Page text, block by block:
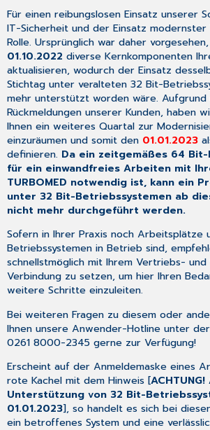
von
eHEIMI
2.5
Heilmittelverordnung
-
Blankoverordnung
2.6
Behandlungstag
bei
IVD-
Leistungen
2.7
ITVE
eArztbrief
[eAV_abt]
2.7.1
Aufruf
2.7.2
des
Empfängers
2.7.3
Erstellung
des
eArztbriefes
ITVE
2.8
Für einen reibungslosen Einsatz unserer
IT-Sicherheit und der Einsatz
Rolle. Ursprünglich war daher
01.10.2022 diverse Kernkomponenten
aktualisieren, wodurch der Einsatz
Stichtag unter veralteten 32 Bit-
mehr unterstützt worden wäre. Aufgrund
Rückmeldungen unserer Kunden, haben
Ihnen ein weiteres Quartal zur
einzuräumen und somit den 01.01.2023
definieren. Da ein zeitgemäßes 64
für ein einwandfreies Arbeiten mit
TURBOMED notwendig ist, kann ein
unter 32 Bit-Betriebssystemen ab
nicht mehr durchgeführt werden.
Sofern in Ihrer Praxis noch Arbeitsplätze
Betriebssystemen in Betrieb sind,
schnellstmöglich mit Ihrem Vertriebs-
Verbindung zu setzen, um hier Ihren
weitere Schritte einzuleiten.
Bei weiteren Fragen zu diesem oder
Ihnen unsere Anwender-Hotline unter
0261 8000-2345 gerne zur Verfügung!
Erscheint auf der Anmeldemaske eines
rote Kachel mit dem Hinweis [
Unterstützung von 32 Bit-
01.01.2023], so handelt es sich bei
ein betroffenes System und eine